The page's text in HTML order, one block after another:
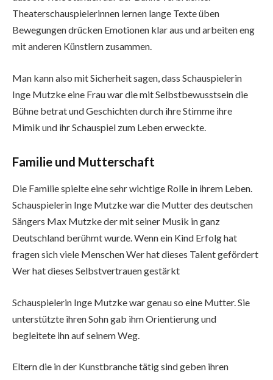
Theaterschauspielerinnen lernen lange Texte üben
Bewegungen drücken Emotionen klar aus und arbeiten eng
mit anderen Künstlern zusammen.
Man kann also mit Sicherheit sagen, dass Schauspielerin
Inge Mutzke eine Frau war die mit Selbstbewusstsein die
Bühne betrat und Geschichten durch ihre Stimme ihre
Mimik und ihr Schauspiel zum Leben erweckte.
Familie und Mutterschaft
Die Familie spielte eine sehr wichtige Rolle in ihrem Leben.
Schauspielerin Inge Mutzke war die Mutter des deutschen
Sängers Max Mutzke der mit seiner Musik in ganz
Deutschland berühmt wurde. Wenn ein Kind Erfolg hat
fragen sich viele Menschen Wer hat dieses Talent gefördert
Wer hat dieses Selbstvertrauen gestärkt
Schauspielerin Inge Mutzke war genau so eine Mutter. Sie
unterstützte ihren Sohn gab ihm Orientierung und
begleitete ihn auf seinem Weg.
Eltern die in der Kunstbranche tätig sind geben ihren